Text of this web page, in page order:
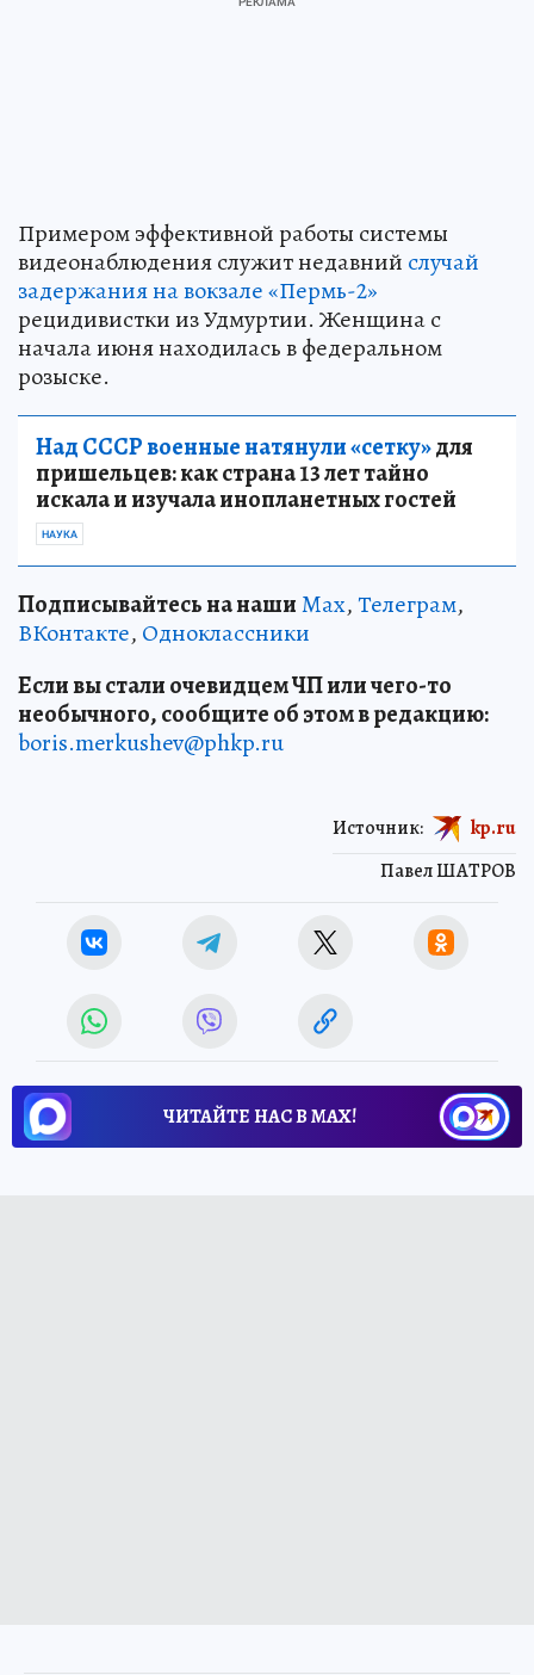
Примером эффективной работы системы
видеонаблюдения служит недавний случай
задержания на вокзале «Пермь-2»
рецидивистки из Удмуртии. Женщина с
начала июня находилась в федеральном
розыске.
Над СССР военные натянули «сетку»для
пришельцев: как страна 13 лет тайно
искала и изучала инопланетных гостей
НАУКА
Подписывайтесь на нашиMax,Телеграм,
ВКонтакте, Одноклассники
Если вы стали очевидцем ЧП или чего-то
необычного, сообщите об этом в редакцию:
boris.merkushev@phkp.ru
Павел ШАТРОВ
Источник: kp.ru
ЧИТАЙТЕ НАС В МАХ!